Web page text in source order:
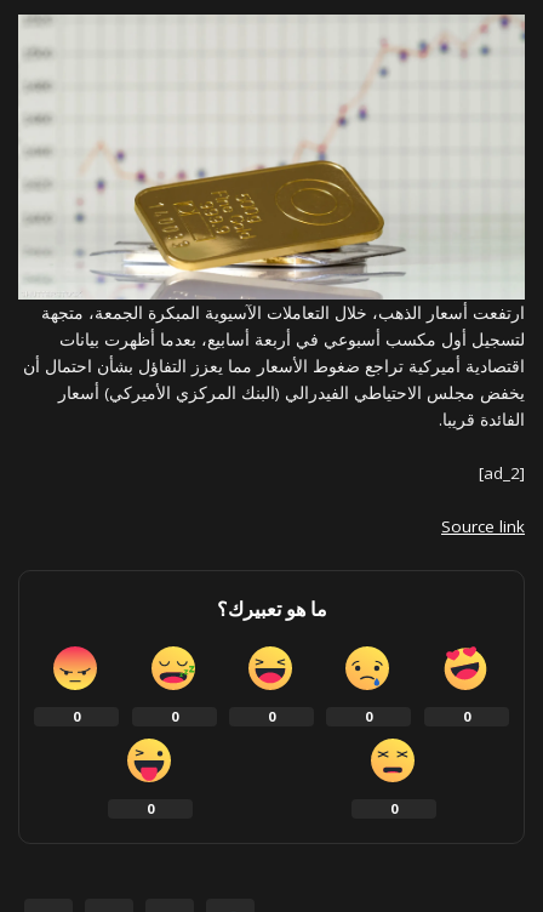
ارتفعت أسعار الذهب، خلال التعاملات الآسيوية المبكرة الجمعة، متجهة
لتسجيل أول مكسب أسبوعي في أربعة أسابيع، بعدما أظهرت بيانات
اقتصادية أميركية تراجع ضغوط الأسعار مما يعزز التفاؤل بشأن احتمال أن
يخفض مجلس الاحتياطي الفيدرالي (البنك المركزي الأميركي) أسعار
الفائدة قريبا.
[ad_2]
Source link
ما هو تعبيرك؟
0
0
0
0
0
0
0